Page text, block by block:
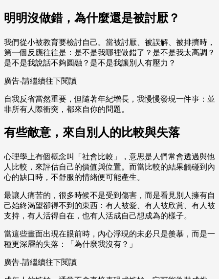
明明沒做錯，為什麼還是被討厭？
我們從小被教育要檢討自己。當被討厭、被誤解、被排擠時，
第一個反應往往是：是不是我哪裡做錯了？是不是我太高調？
是不是我說話不夠圓融？是不是我讓別人有壓力？
廣告-請繼續往下閱讀
自我反省當然重要，但隨著年紀增長，我慢慢發現一件事：並
非所有人際衝突，都來自你的問題。
有些敵意，來自別人的比較與失落
心理學上有個概念叫「社會比較」，意思是人們常會透過與他
人比較，來評估自己的價值與位置。而當比較的結果觸碰到內
心的缺口時，不舒服的情緒便可能產生。
最讓人痛苦的，很多時候不是受到傷害，而是看見別人擁有自
己始終渴望卻得不到的東西：有人被愛、有人被欣賞、有人被
支持，有人活得自在，也有人活成自己想成為的樣子。
當這些畫面出現在眼前時，內心浮現的未必只是羨慕，而是一
種更深層的失落：「為什麼我沒有？」
廣告-請繼續往下閱讀